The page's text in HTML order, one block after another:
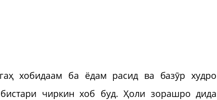
хобидаам ба ёдам расид ва базӯр худро
чиркин хоб буд. Ҳоли зорашро дида